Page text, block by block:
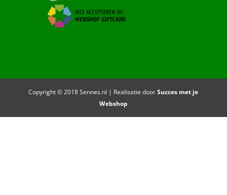
Copyright © 2018 Sennes.nl | Realisatie doorSucces met je
Webshop